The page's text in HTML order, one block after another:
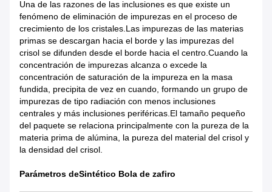
Una de las razones de las inclusiones es que existe un
fenómeno de eliminación de impurezas en el proceso de
crecimiento de los cristales.Las impurezas de las materias
primas se descargan hacia el borde y las impurezas del
crisol se difunden desde el borde hacia el centro.Cuando la
concentración de impurezas alcanza o excede la
concentración de saturación de la impureza en la masa
fundida, precipita de vez en cuando, formando un grupo de
impurezas de tipo radiación con menos inclusiones
centrales y más inclusiones periféricas.El tamaño pequeño
del paquete se relaciona principalmente con la pureza de la
materia prima de alúmina, la pureza del material del crisol y
la densidad del crisol.
Parámetros deSintético Bola de zafiro